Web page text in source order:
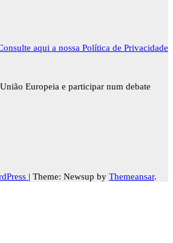
aqui a nossa Política de Privacidade
Europeia e participar num debate
| Theme: Newsup by Themeansar.